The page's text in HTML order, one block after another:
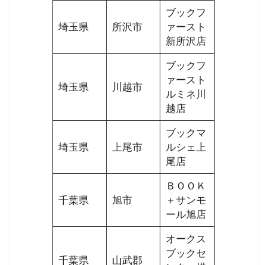
埼玉県 所沢市
ブックフ
ァースト
新所沢店
埼玉県 川越市
ブックフ
ァースト
ルミネ川
越店
埼玉県 上尾市
ブックマ
ルシェ上
尾店
千葉県 旭市
ＢＯＯＫ
＋サンモ
ール旭店
千葉県 山武郡
オークス
ブックセ